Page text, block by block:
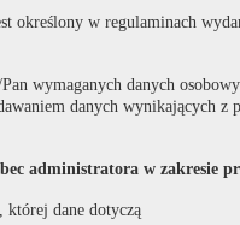
określony w regulaminach
wymaganych danych
danych wynikających z
administratora w zakresie
której dane dotyczą